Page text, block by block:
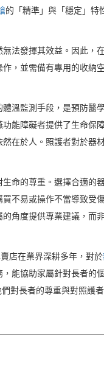
的「精準」與「穩定」特
法發揮其效益。因此，
，並需備有專用的收納
溫監測手段，是預防醫
能障礙者提供了生命保
在於人。照護者對於器
命的尊重。選擇合適的
不易或操作不當導致受
角度提供專業建議，而
店在業界深耕多年，對於
能協助家屬針對長者的
對長者的尊重與對照護